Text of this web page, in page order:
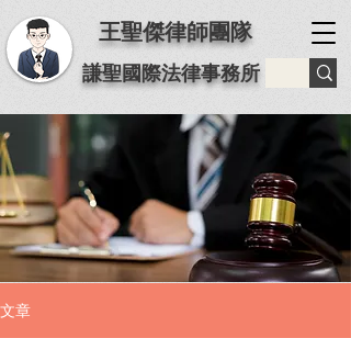
王聖傑律師團隊
謙聖國際法律事務所
文章